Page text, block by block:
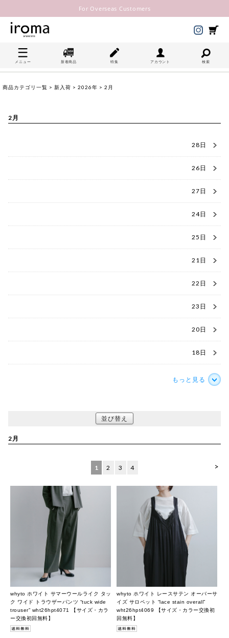
For Overseas Customers
メニュー 新着商品 特集 アカウント 検索
商品カテゴリ一覧 > 新入荷 > 2026年 > 2月
2月
28日
26日
27日
24日
25日
21日
22日
23日
20日
18日
もっと見る
並び替え
2月
>
1 2 3 4
whyto ホワイト サマーウールライク タッ
ク ワイド トラウザーパンツ “tuck wide
trouser” wht26hpt4071 【サイズ・カラ
ー交換初回無料】
whyto ホワイト レースサテン オーバーサ
イズ サロペット “lace stain overall”
wht26hpt4069 【サイズ・カラー交換初
回無料】